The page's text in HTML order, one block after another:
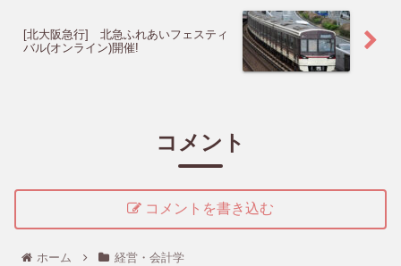
[北大阪急行] 北急ふれあいフェスティ
バル(オンライン)開催!
コメント
コメントを書き込む
ホーム 経営・会計学